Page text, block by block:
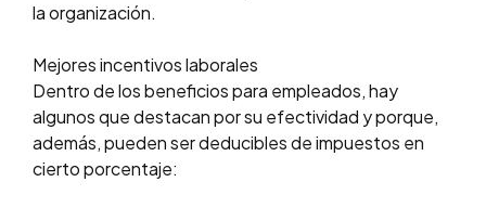
la organización.
Mejores incentivos laborales
Dentro de los beneficios para empleados, hay
algunos que destacan por su efectividad y porque,
además, pueden ser deducibles de impuestos en
cierto porcentaje: